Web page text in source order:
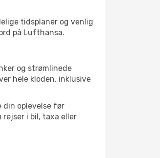
tidsplaner og venlig
på Lufthansa.
og strømlinede
hele kloden, inklusive
din oplevelse før
i bil, taxa eller